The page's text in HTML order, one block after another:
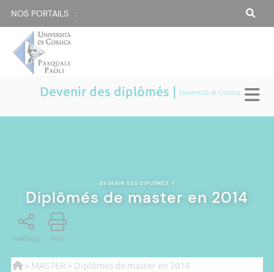
NOS PORTAILS :
Devenir des diplômés | Università di Corsica
DEVENIR DES DIPLÔMÉS |
Diplômés de master en 2014
PARTAGE PDF
> MASTER > Diplômés de master en 2014